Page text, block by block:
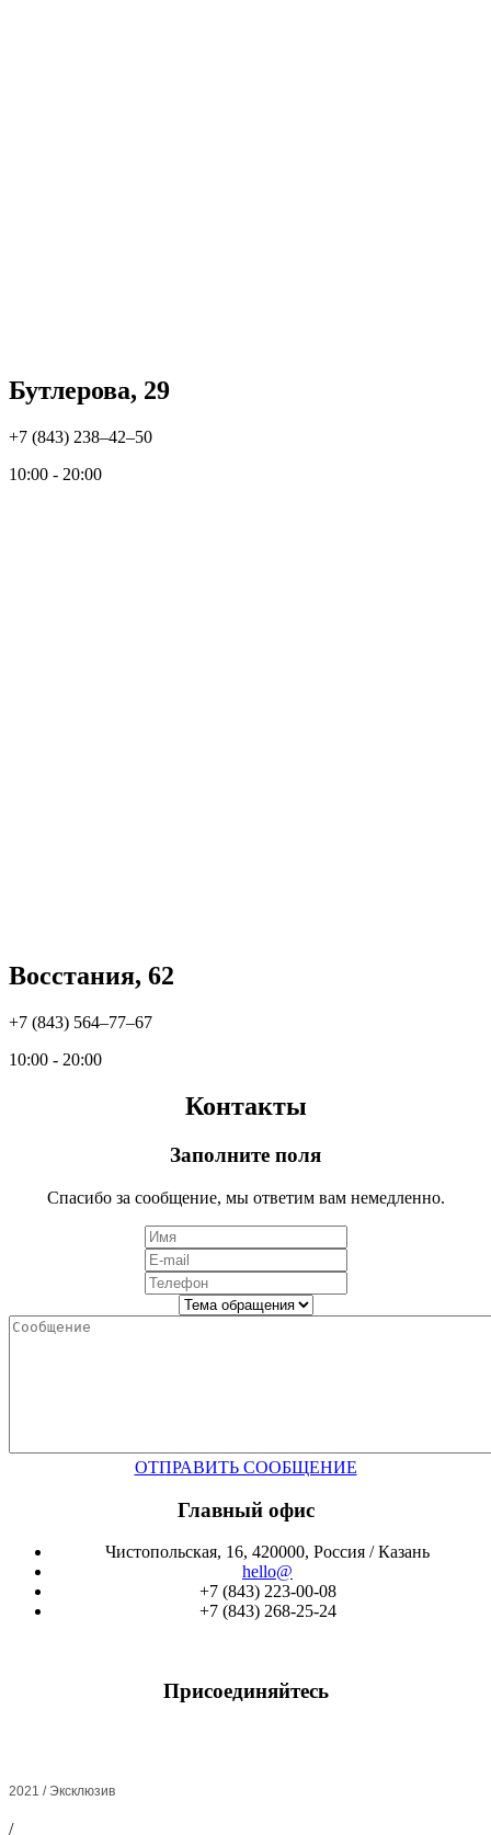
Бутлерова, 29
+7 (843) 238‒42‒50
10:00 - 20:00
Восстания, 62
+7 (843) 564‒77‒67
10:00 - 20:00
Контакты
Заполните поля
Спасибо за сообщение, мы ответим вам немедленно.
ОТПРАВИТЬ СООБЩЕНИЕ
Главный офис
Чистопольская, 16, 420000, Россия / Казань
hello@
+7 (843) 223-00-08
+7 (843) 268-25-24
Присоединяйтесь
2021 / Эксклюзив
/